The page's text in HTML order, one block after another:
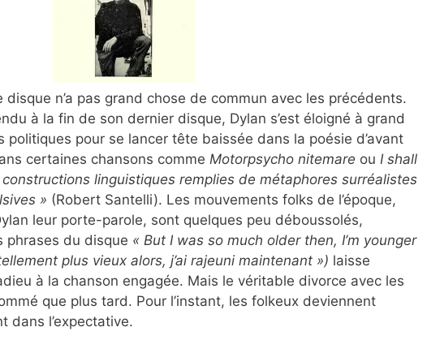
disque n’a pas grand chose de commun avec les précédents.
à la fin de son dernier disque, Dylan s’est éloigné à grand
politiques pour se lancer tête baissée dans la poésie d’avant
certaines chansons comme Motorpsycho nitemare ou I shall
constructions linguistiques remplies de métaphores surréalistes
» (Robert Santelli). Les mouvements folks de l’époque,
leur porte-parole, sont quelques peu déboussolés,
phrases du disque « But I was so much older then, I’m younger
plus vieux alors, j’ai rajeuni maintenant ») laisse
à la chanson engagée. Mais le véritable divorce avec les
que plus tard. Pour l’instant, les folkeux deviennent
dans l’expectative.